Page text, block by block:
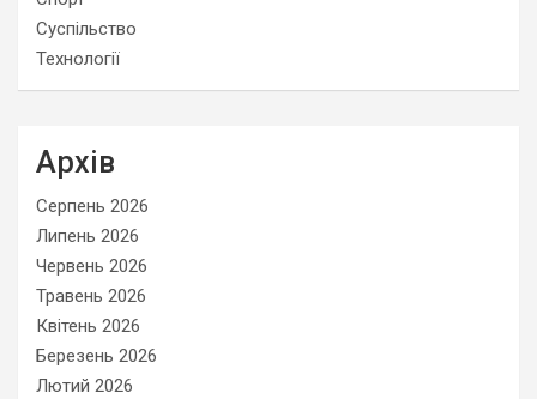
Суспільство
Технології
Архів
Серпень 2026
Липень 2026
Червень 2026
Травень 2026
Квітень 2026
Березень 2026
Лютий 2026